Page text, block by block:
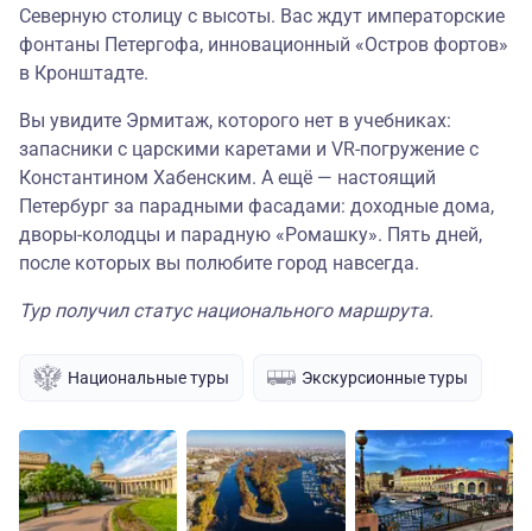
Северную столицу с высоты. Вас ждут императорские
фонтаны Петергофа, инновационный «Остров фортов»
в Кронштадте.
Вы увидите Эрмитаж, которого нет в учебниках:
запасники с царскими каретами и VR-погружение с
Константином Хабенским. А ещё — настоящий
Петербург за парадными фасадами: доходные дома,
дворы-колодцы и парадную «Ромашку». Пять дней,
после которых вы полюбите город навсегда.
Тур получил статус национального маршрута.
Национальные туры Экскурсионные туры